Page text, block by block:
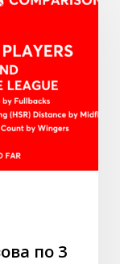
по 3